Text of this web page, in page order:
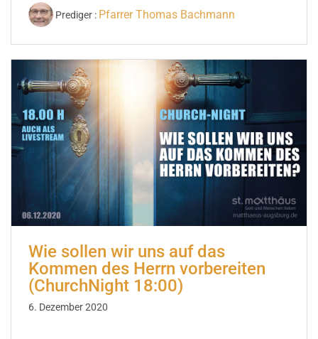
Prediger : Pfarrer Thomas Bachmann
Wie sollen wir uns auf das
Kommen des Herrn vorbereiten
(ChurchNight 18:00)
6. Dezember 2020